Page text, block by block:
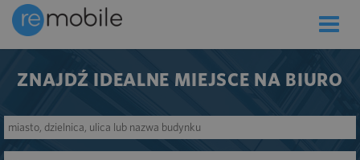
Toggle
ZNAJDŹ IDEALNE MIEJSCE NA BIURO